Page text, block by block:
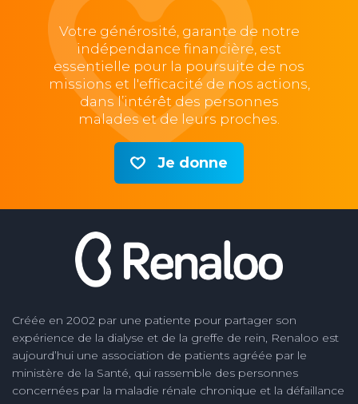
Votre générosité, garante de notre
indépendance financière, est
essentielle pour la poursuite de nos
missions et l'efficacité de nos actions,
dans l’intérêt des personnes
malades et de leurs proches.
Je donne
Créée en 2002 par une patiente pour partager son
expérience de la dialyse et de la greffe de rein, Renaloo est
aujourd’hui une association de patients agréée par le
ministère de la Santé, qui rassemble des personnes
concernées par la maladie rénale chronique et la défaillance